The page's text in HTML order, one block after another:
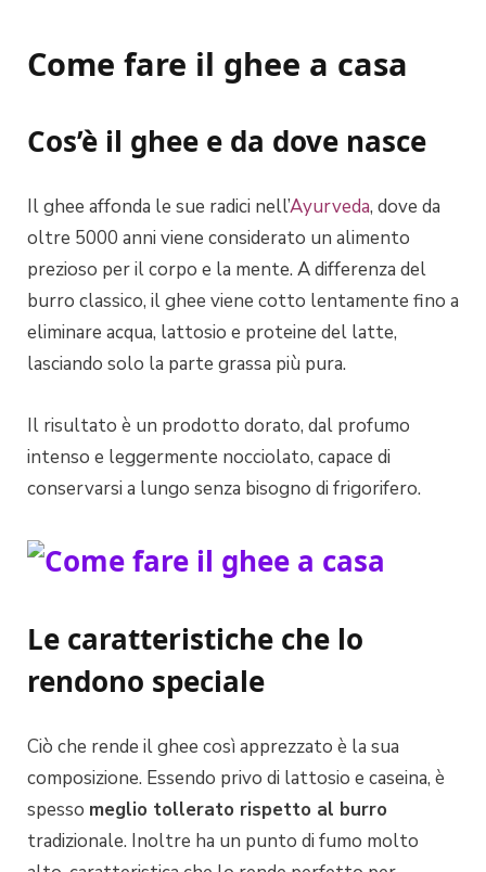
Come fare il ghee a casa
Cos’è il ghee e da dove nasce
Il ghee affonda le sue radici nell’Ayurveda, dove da
oltre 5000 anni viene considerato un alimento
prezioso per il corpo e la mente. A differenza del
burro classico, il ghee viene cotto lentamente fino a
eliminare acqua, lattosio e proteine del latte,
lasciando solo la parte grassa più pura.
Il risultato è un prodotto dorato, dal profumo
intenso e leggermente nocciolato, capace di
conservarsi a lungo senza bisogno di frigorifero.
Le caratteristiche che lo
rendono speciale
Ciò che rende il ghee così apprezzato è la sua
composizione. Essendo privo di lattosio e caseina, è
spesso meglio tollerato rispetto al burro
tradizionale. Inoltre ha un punto di fumo molto